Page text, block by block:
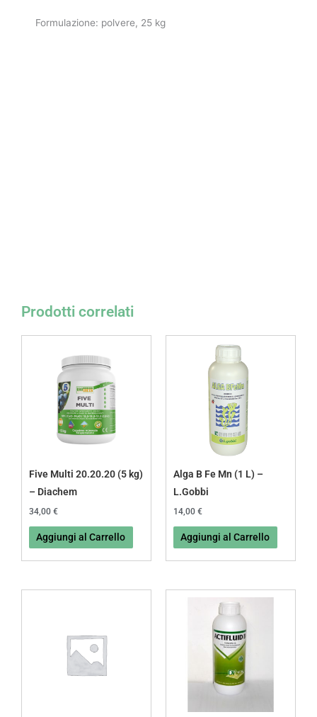
Formulazione: polvere, 25 kg
Prodotti correlati
Five Multi 20.20.20 (5 kg)
– Diachem
34,00 €
Aggiungi al Carrello
Alga B Fe Mn (1 L) –
L.Gobbi
14,00 €
Aggiungi al Carrello
17,00 €
a
80,00 €